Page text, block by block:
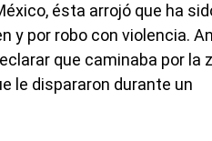
ésta arrojó que ha
y por robo con violencia.
que caminaba por la
le dispararon durante un